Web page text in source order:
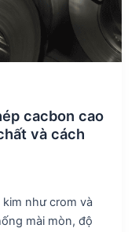
cacbon cao
và cách
như crom và
mài mòn, độ